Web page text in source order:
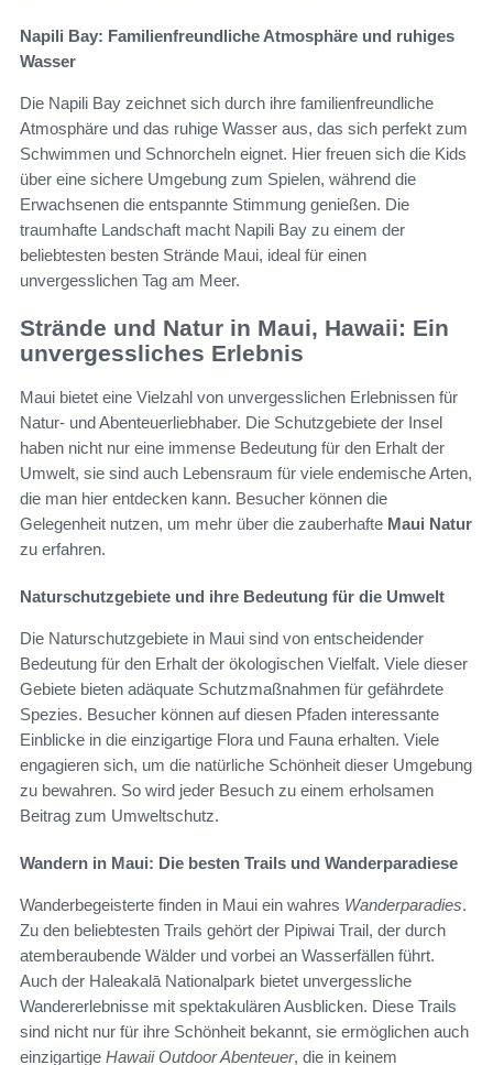
Napili Bay: Familienfreundliche Atmosphäre und ruhiges
Wasser
Die Napili Bay zeichnet sich durch ihre familienfreundliche
Atmosphäre und das ruhige Wasser aus, das sich perfekt zum
Schwimmen und Schnorcheln eignet. Hier freuen sich die Kids
über eine sichere Umgebung zum Spielen, während die
Erwachsenen die entspannte Stimmung genießen. Die
traumhafte Landschaft macht Napili Bay zu einem der
beliebtesten besten Strände Maui, ideal für einen
unvergesslichen Tag am Meer.
Strände und Natur in Maui, Hawaii: Ein
unvergessliches Erlebnis
Maui bietet eine Vielzahl von unvergesslichen Erlebnissen für
Natur- und Abenteuerliebhaber. Die Schutzgebiete der Insel
haben nicht nur eine immense Bedeutung für den Erhalt der
Umwelt, sie sind auch Lebensraum für viele endemische Arten,
die man hier entdecken kann. Besucher können die
Gelegenheit nutzen, um mehr über die zauberhafte Maui Natur
zu erfahren.
Naturschutzgebiete und ihre Bedeutung für die Umwelt
Die Naturschutzgebiete in Maui sind von entscheidender
Bedeutung für den Erhalt der ökologischen Vielfalt. Viele dieser
Gebiete bieten adäquate Schutzmaßnahmen für gefährdete
Spezies. Besucher können auf diesen Pfaden interessante
Einblicke in die einzigartige Flora und Fauna erhalten. Viele
engagieren sich, um die natürliche Schönheit dieser Umgebung
zu bewahren. So wird jeder Besuch zu einem erholsamen
Beitrag zum Umweltschutz.
Wandern in Maui: Die besten Trails und Wanderparadiese
Wanderbegeisterte finden in Maui ein wahres Wanderparadies.
Zu den beliebtesten Trails gehört der Pipiwai Trail, der durch
atemberaubende Wälder und vorbei an Wasserfällen führt.
Auch der Haleakalā Nationalpark bietet unvergessliche
Wandererlebnisse mit spektakulären Ausblicken. Diese Trails
sind nicht nur für ihre Schönheit bekannt, sie ermöglichen auch
einzigartige Hawaii Outdoor Abenteuer, die in keinem